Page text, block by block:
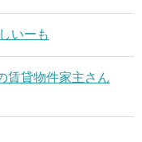
いーも
賃貸物件家主さん